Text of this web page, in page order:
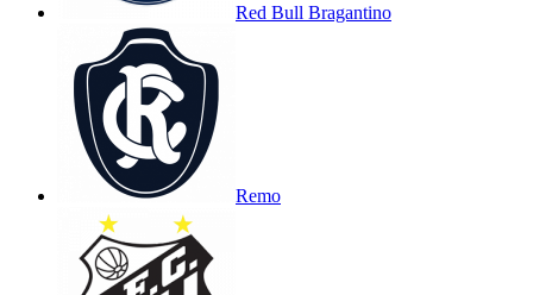
Red Bull Bragantino
Remo